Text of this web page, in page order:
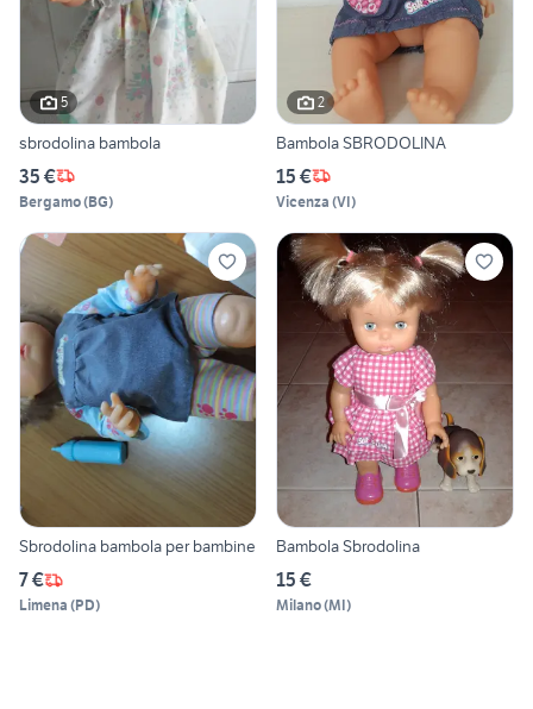
5
sbrodolina bambola
35 €
Bergamo(BG)
2
Bambola SBRODOLINA
15 €
Vicenza (VI)
Sbrodolina bambola per bambine
7 €
Limena (PD)
Bambola Sbrodolina
15 €
Milano(MI)